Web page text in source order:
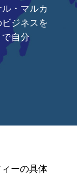
・マルカ
ジネスを
自分
ーの具体